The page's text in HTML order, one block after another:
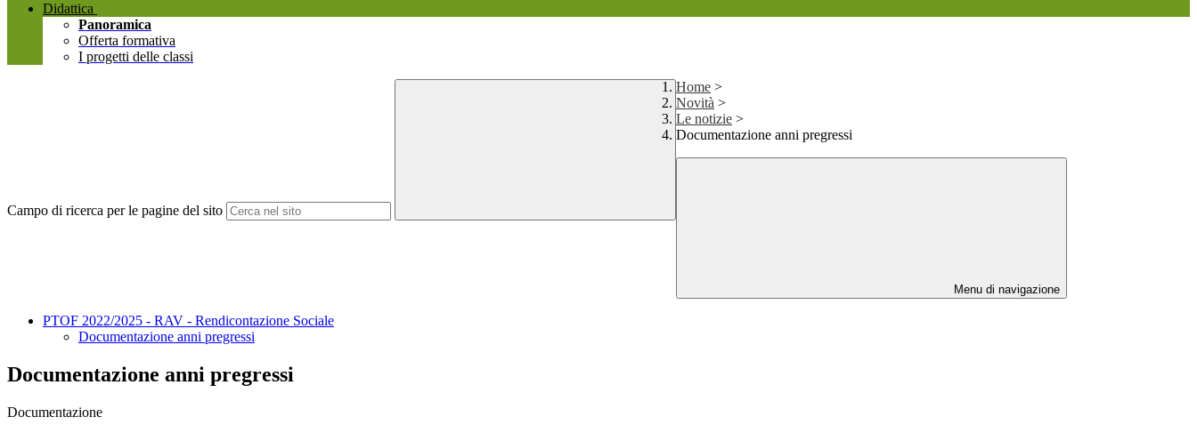
Didattica
Panoramica
Offerta formativa
I progetti delle classi
Campo di ricerca per le pagine del sito
Home >
Novità >
Le notizie >
Documentazione anni pregressi
Menu di navigazione
PTOF 2022/2025 - RAV - Rendicontazione Sociale
Documentazione anni pregressi
Documentazione anni pregressi
Documentazione